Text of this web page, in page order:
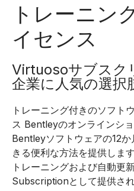
トレーニン
イセンス
Virtuosoサブスク
企業に人気の選択
トレーニング付きのソフト
ス Bentleyのオンラインシ
Bentleyソフトウェアの12
きる便利な方法を提供しま
トレーニングおよび自動更
Subscriptionとして提供され